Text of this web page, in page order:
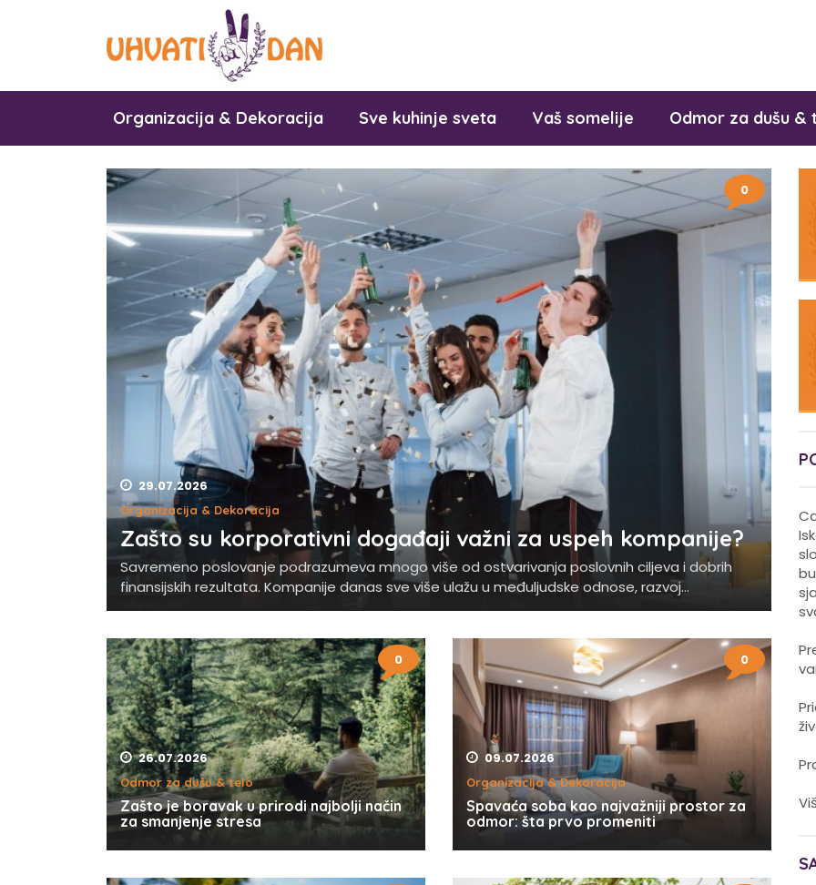
Organizacija & Dekoracija Sve kuhinje sveta Vaš somelije Odmor za dušu &
0
29.07.2026
Organizacija & Dekoracija
Zašto su korporativni događaji važni za uspeh kompanije?
Savremeno poslovanje podrazumeva mnogo više od ostvarivanja poslovnih ciljeva i dobrih
finansijskih rezultata. Kompanije danas sve više ulažu u međuljudske odnose, razvoj...
0
26.07.2026
Odmor za dušu & telo
Zašto je boravak u prirodi najbolji način
za smanjenje stresa
0
09.07.2026
Organizacija & Dekoracija
Spavaća soba kao najvažniji prostor za
odmor: šta prvo promeniti